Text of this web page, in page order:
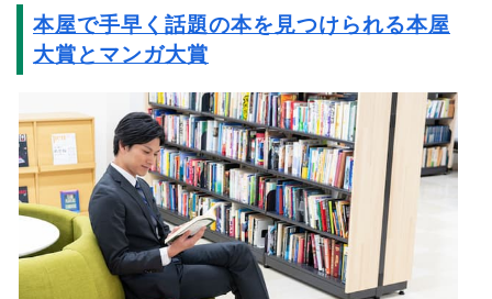
本屋で手早く話題の本を見つけられる本屋
大賞とマンガ大賞